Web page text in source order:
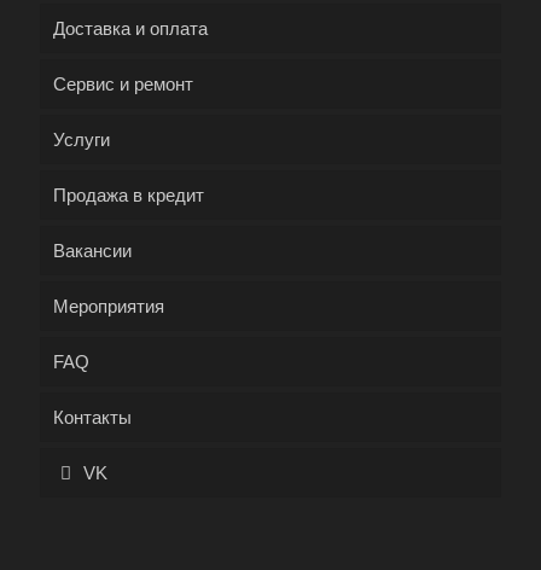
Доставка и оплата
Сервис и ремонт
Услуги
Продажа в кредит
Вакансии
Мероприятия
FAQ
Контакты
VK